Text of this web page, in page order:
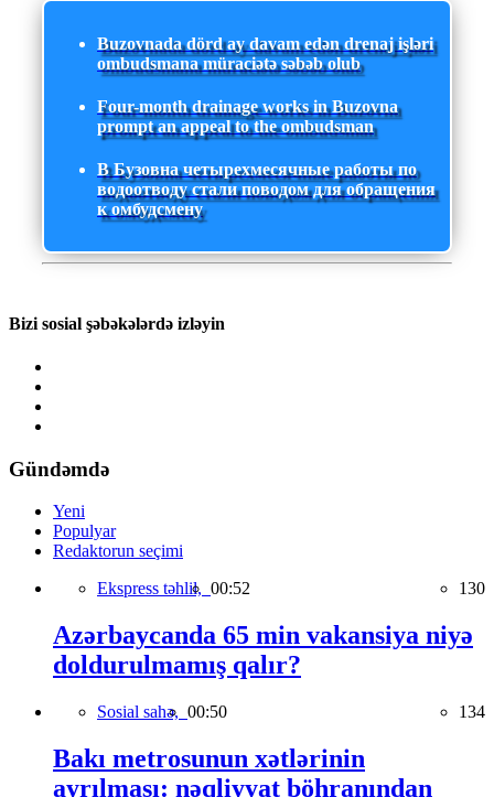
Buzovnada dörd ay davam edən drenaj işləri
ombudsmana müraciətə səbəb olub
Four-month drainage works in Buzovna
prompt an appeal to the ombudsman
В Бузовна четырехмесячные работы по
водоотводу стали поводом для обращения
к омбудсмену
Bizi sosial şəbəkələrdə izləyin
Gündəmdə
Yeni
Populyar
Redaktorun seçimi
Ekspress təhlil, 00:52 130
Azərbaycanda 65 min vakansiya niyə
doldurulmamış qalır?
Sosial sahə, 00:50 134
Bakı metrosunun xətlərinin
ayrılması: nəqliyyat böhranından